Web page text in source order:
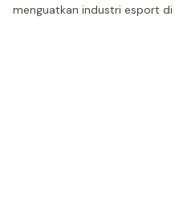
menguatkan industri esport di